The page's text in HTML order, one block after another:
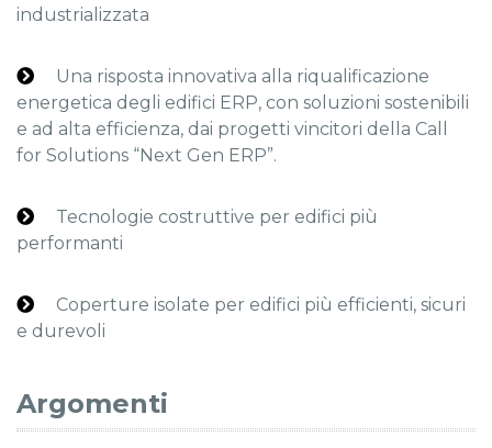
industrializzata
Una risposta innovativa alla riqualificazione
energetica degli edifici ERP, con soluzioni sostenibili
e ad alta efficienza, dai progetti vincitori della Call
for Solutions “Next Gen ERP”.
Tecnologie costruttive per edifici più
performanti
Coperture isolate per edifici più efficienti, sicuri
e durevoli
Argomenti